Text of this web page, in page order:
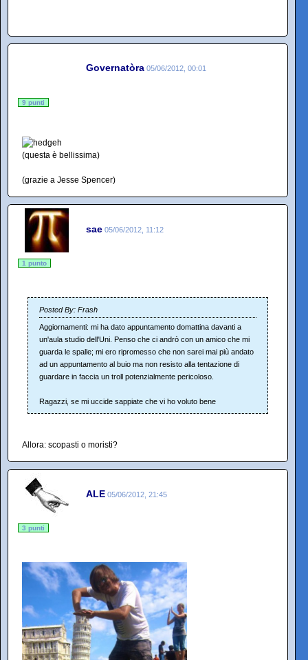
Governatòra 05/06/2012, 00:01
9 punti
(questa è bellissima)
(grazie a Jesse Spencer)
sae 05/06/2012, 11:12
1 punto
Posted By: Frash
Aggiornamenti: mi ha dato appuntamento domattina davanti a
un'aula studio dell'Uni. Penso che ci andrò con un amico che mi
guarda le spalle; mi ero ripromesso che non sarei mai più andato
ad un appuntamento al buio ma non resisto alla tentazione di
guardare in faccia un troll potenzialmente pericoloso.
Ragazzi, se mi uccide sappiate che vi ho voluto bene
Allora: scopasti o moristi?
ALE 05/06/2012, 21:45
3 punti